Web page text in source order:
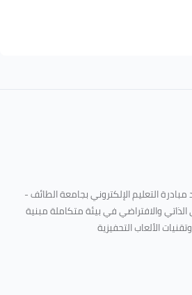
التعليم الإلكتروني بجامعة الطائف -
الذاتي والافتراضي في بيئة متكاملة مبنية
الألعاب التحفيزية